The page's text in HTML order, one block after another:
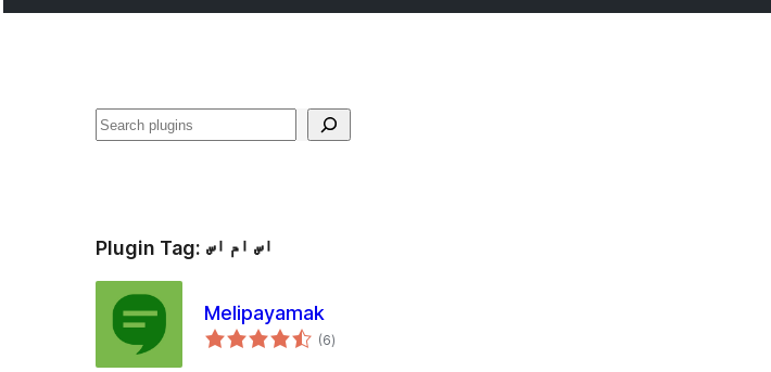
ရှာ
Plugin Tag: اس ام اس
Melipayamak
(6total
ratings
)